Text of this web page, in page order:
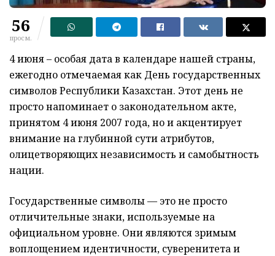
56
просм.
4 июня – особая дата в календаре нашей страны,
ежегодно отмечаемая как День государственных
символов Республики Казахстан. Этот день не
просто напоминает о законодательном акте,
принятом 4 июня 2007 года, но и акцентирует
внимание на глубинной сути атрибутов,
олицетворяющих независимость и самобытность
нации.
Государственные символы — это не просто
отличительные знаки, используемые на
официальном уровне. Они являются зримым
воплощением идентичности, суверенитета и